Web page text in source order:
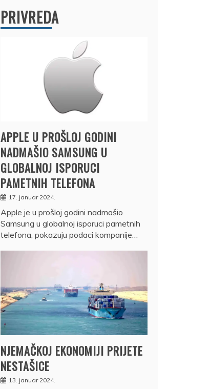
PRIVREDA
APPLE U PROŠLOJ GODINI
NADMAŠIO SAMSUNG U
GLOBALNOJ ISPORUCI
PAMETNIH TELEFONA
17. januar 2024.
Apple je u prošloj godini nadmašio
Samsung u globalnoj isporuci pametnih
telefona, pokazuju podaci kompanije…
NJEMAČKOJ EKONOMIJI PRIJETE
NESTAŠICE
13. januar 2024.